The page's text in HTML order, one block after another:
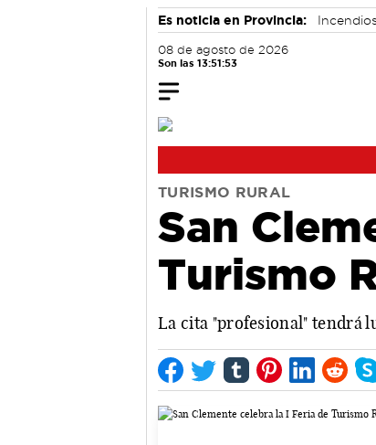
Es noticia en Provincia: Incendios
08 de agosto de 2026
Son las 13:51:54
TURISMO RURAL
San
Turismo
La cita "profesional" tendrá